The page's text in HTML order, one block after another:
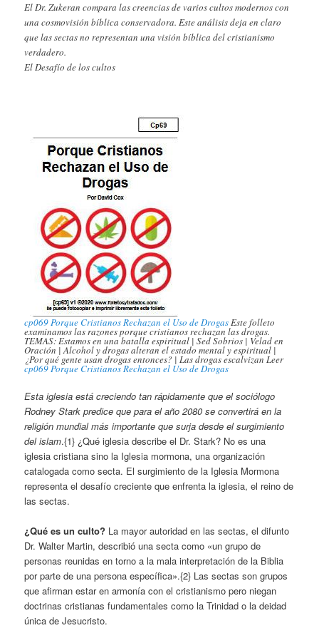
El Dr. Zukeran compara las creencias de varios cultos modernos con
una cosmovisión bíblica conservadora. Este análisis deja en claro
que las sectas no representan una visión bíblica del cristianismo
verdadero.
El Desafío de los cultos
cp069 Porque Cristianos Rechazan el Uso de DrogasEste folleto
examinamos las razones porque cristianos rechazan las drogas.
TEMAS: Estamos en una batalla espiritual | Sed Sobrios | Velad en
Oración | Alcohol y drogas alteran el estado mental y espiritual |
¿Por qué gente usan drogas entonces? | Las drogas escalvizan Leer
cp069 Porque Cristianos Rechazan el Uso de Drogas
Esta iglesia está creciendo tan rápidamente que el sociólogo
Rodney Stark predice que para el año 2080 se convertirá en la
religión mundial más importante que surja desde el surgimiento
del islam.{1} ¿Qué iglesia describe el Dr. Stark? No es una
iglesia cristiana sino la Iglesia mormona, una organización
catalogada como secta. El surgimiento de la Iglesia Mormona
representa el desafío creciente que enfrenta la iglesia, el reino de
las sectas.
¿Qué es un culto? La mayor autoridad en las sectas, el difunto
Dr. Walter Martin, describió una secta como «un grupo de
personas reunidas en torno a la mala interpretación de la Biblia
por parte de una persona específica».{2} Las sectas son grupos
que afirman estar en armonía con el cristianismo pero niegan
doctrinas cristianas fundamentales como la Trinidad o la deidad
única de Jesucristo.